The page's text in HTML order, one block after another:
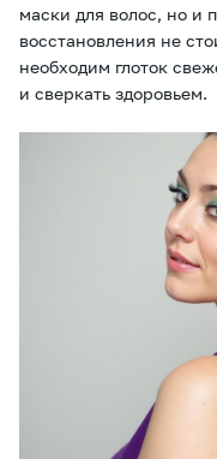
маски для волос, но и
восстановления не
необходим глоток
и сверкать здоровьем.